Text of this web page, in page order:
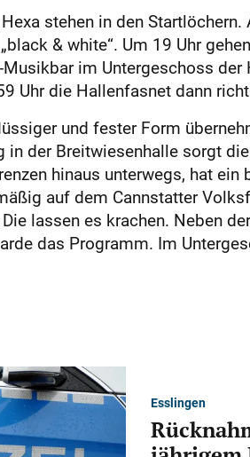
stehen in den
& white“. Um 19 Uhr
Musikbar im Untergeschoss
Uhr die Hallenfasnet dann
und fester Form
in der Breitwiesenhalle sorgt
hinaus unterwegs, hat
auf dem Cannstatter
lassen es krachen. Neben
das Programm. Im
Esslingen